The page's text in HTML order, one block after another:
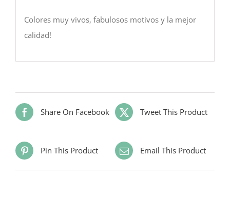
Colores muy vivos, fabulosos motivos y la mejor
calidad!
Share On Facebook Tweet This Product
Pin This Product Email This Product